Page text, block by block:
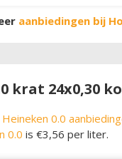
aanbiedingen bij
krat 24x0,30
0.0
0.0 is €3,56 per liter.